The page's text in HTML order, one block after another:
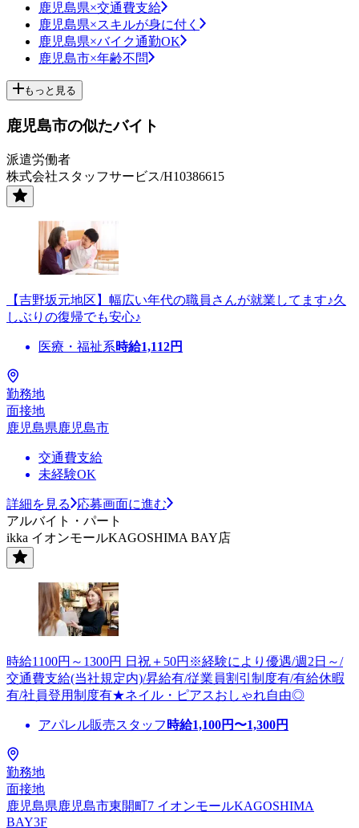
鹿児島県×交通費支給
鹿児島県×スキルが身に付く
鹿児島県×バイク通勤OK
鹿児島市×年齢不問
もっと見る
鹿児島市の似たバイト
派遣労働者
株式会社スタッフサービス/H10386615
【吉野坂元地区】幅広い年代の職員さんが就業してます♪久
しぶりの復帰でも安心♪
医療・福祉系時給1,112円
勤務地
面接地
鹿児島県鹿児島市
交通費支給
未経験OK
詳細を見る
応募画面に進む
アルバイト・パート
ikka イオンモールKAGOSHIMA BAY店
時給1100円～1300円 日祝＋50円※経験により優遇/週2日～/
交通費支給(当社規定内)/昇給有/従業員割引制度有/有給休暇
有/社員登用制度有★ネイル・ピアスおしゃれ自由◎
アパレル販売スタッフ 時給1,100円〜1,300円
勤務地
面接地
鹿児島県鹿児島市東開町7 イオンモールKAGOSHIMA
BAY3F